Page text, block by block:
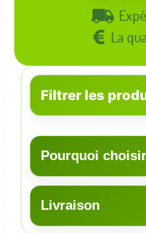
La
Filtrer les
Pourquoi
Livraison